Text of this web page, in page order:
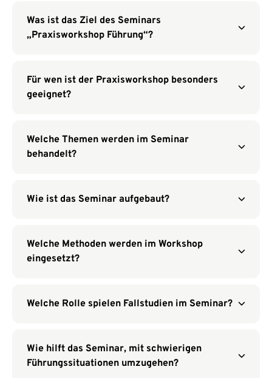
Was ist das Ziel des Seminars
„Praxisworkshop Führung“?
Für wen ist der Praxisworkshop besonders
geeignet?
Welche Themen werden im Seminar
behandelt?
Wie ist das Seminar aufgebaut?
Welche Methoden werden im Workshop
eingesetzt?
Welche Rolle spielen Fallstudien im Seminar?
Wie hilft das Seminar, mit schwierigen
Führungssituationen umzugehen?